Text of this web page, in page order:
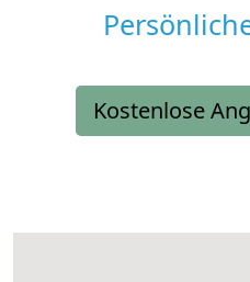
Kostenlose